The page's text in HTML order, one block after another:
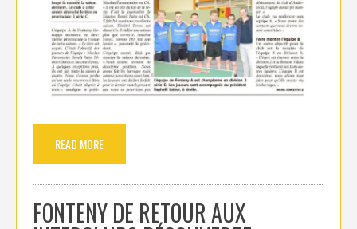
READ MORE
FONTENY DE RETOUR AUX